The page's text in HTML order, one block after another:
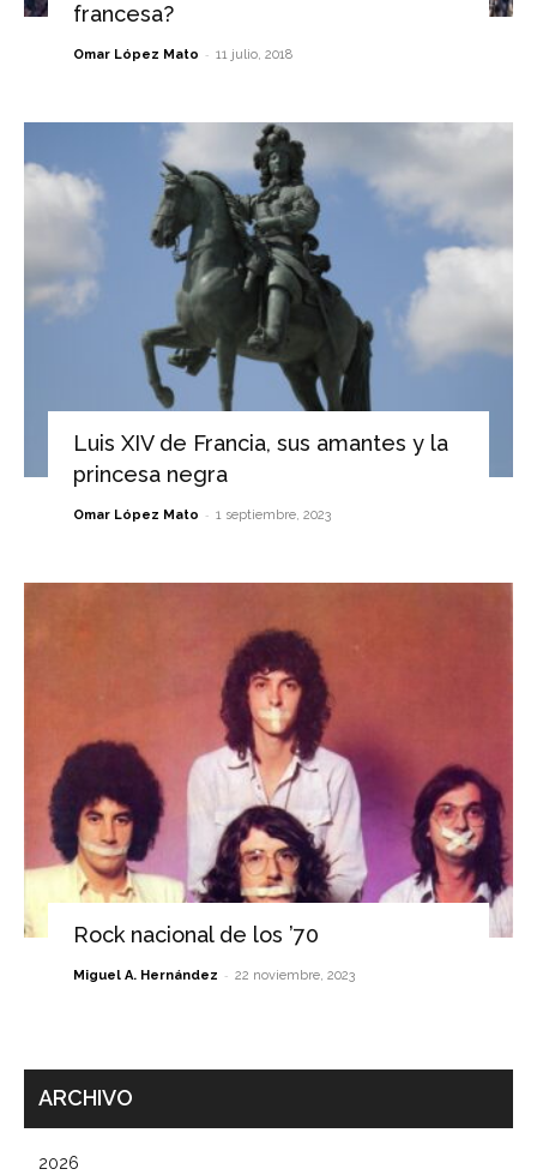
francesa?
Omar López Mato - 11 julio, 2018
Luis XIV de Francia, sus amantes y la
princesa negra
Omar López Mato - 1 septiembre, 2023
Rock nacional de los ’70
Miguel A. Hernández - 22 noviembre, 2023
ARCHIVO
2026